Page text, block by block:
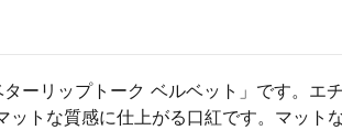
ーリップトーク ベルベット」です。エ
ットな質感に仕上がる口紅です。マット